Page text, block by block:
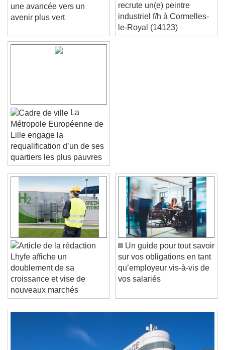
Video Player is loading.
Play Video
Play
Skip Backward
Skip Forward
Unmute
Current Time0:00
/
Duration-:-
Loaded:
Stream Type
Seek to live, currently behind liveLIVE
Remaining Time
1x
une avancée vers un
avenir plus vert
recrute un(e) peintre
industriel f/h à Cormelles-
le-Royal (14123)
La
Métropole Européenne de
Lille engage la
requalification d’un de ses
quartiers les plus pauvres
Lhyfe affiche un
doublement de sa
croissance et vise de
nouveaux marchés
Un guide pour tout savoir
sur vos obligations en tant
qu’employeur vis-à-vis de
vos salariés